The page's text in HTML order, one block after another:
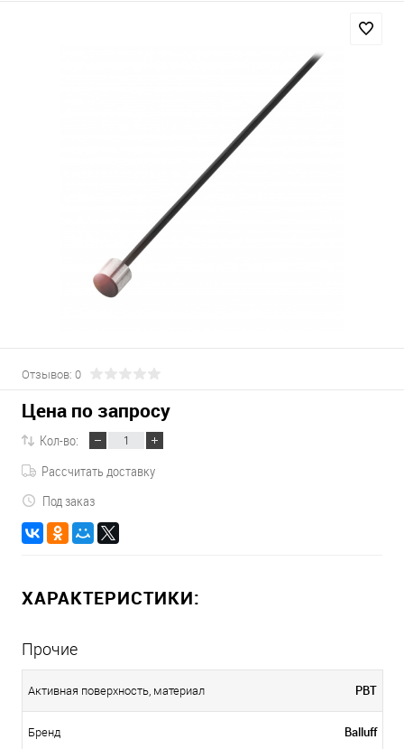
Отзывов: 0
Цена по запросу
Кол-во:
Рассчитать доставку
Под заказ
ХАРАКТЕРИСТИКИ:
Прочие
Активная поверхность, материал PBT
Бренд Balluff